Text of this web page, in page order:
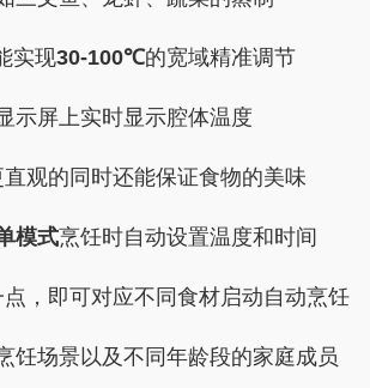
实现30-100℃的宽域精准调节
示屏上实时显示腔体温度
观的同时还能保证食物的美味
模式烹饪时自动设置温度和时间
点，即可对应不同食材启动自动烹饪
饪场景以及不同年龄段的家庭成员